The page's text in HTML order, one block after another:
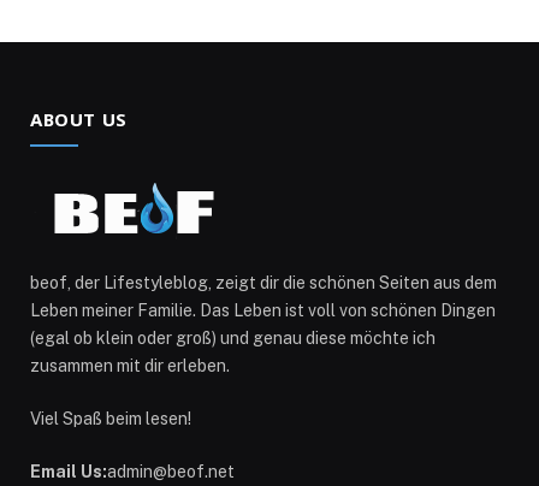
ABOUT US
beof, der Lifestyleblog, zeigt dir die schönen Seiten aus dem
Leben meiner Familie. Das Leben ist voll von schönen Dingen
(egal ob klein oder groß) und genau diese möchte ich
zusammen mit dir erleben.
Viel Spaß beim lesen!
Email Us:admin@beof.net